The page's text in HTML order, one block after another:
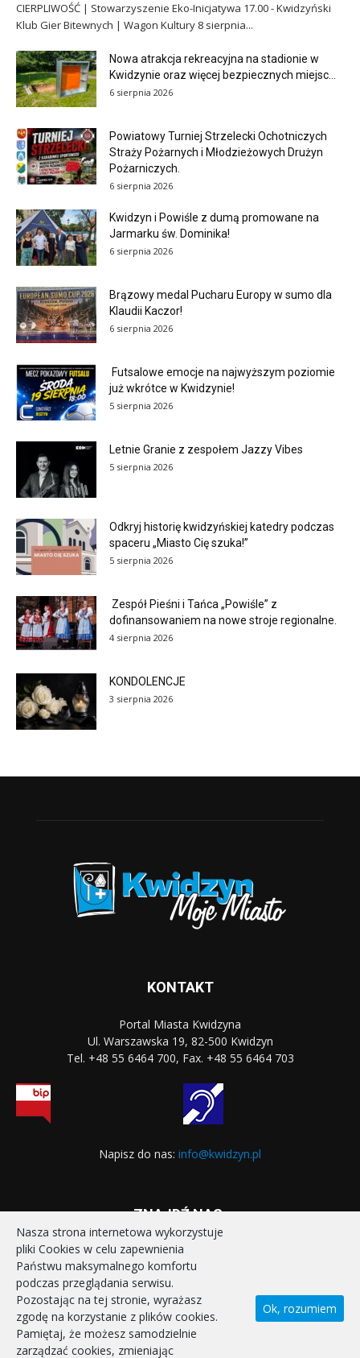
CIERPLIWOŚĆ | Stowarzyszenie Eko-Inicjatywa 17.00 - Kwidzyński
Klub Gier Bitewnych | Wagon Kultury 8 sierpnia...
Nowa atrakcja rekreacyjna na stadionie w
Kwidzynie oraz więcej bezpiecznych miejsc...
6 sierpnia 2026
Powiatowy Turniej Strzelecki Ochotniczych
Straży Pożarnych i Młodzieżowych Drużyn
Pożarniczych.
6 sierpnia 2026
Kwidzyn i Powiśle z dumą promowane na
Jarmarku św. Dominika!
6 sierpnia 2026
Brązowy medal Pucharu Europy w sumo dla
Klaudii Kaczor!
6 sierpnia 2026
Futsalowe emocje na najwyższym poziomie
już wkrótce w Kwidzynie!
5 sierpnia 2026
Letnie Granie z zespołem Jazzy Vibes
5 sierpnia 2026
Odkryj historię kwidzyńskiej katedry podczas
spaceru „Miasto Cię szuka!”
5 sierpnia 2026
Zespół Pieśni i Tańca „Powiśle” z
dofinansowaniem na nowe stroje regionalne.
4 sierpnia 2026
KONDOLENCJE
3 sierpnia 2026
KONTAKT
Portal Miasta Kwidzyna
Ul. Warszawska 19, 82-500 Kwidzyn
Tel. +48 55 6464 700, Fax. +48 55 6464 703
Napisz do nas: info@kwidzyn.pl
ZNAJDŹ NAS:
STRONA GŁÓWNA
REALIZOWANE PROJEKTY
POLITYKA PRYWATNOŚCI
DEKLARACJA DOSTĘPNOŚCI
Nasza strona internetowa wykorzystuje
pliki Cookies w celu zapewnienia
Państwu maksymalnego komfortu
podczas przeglądania serwisu.
Pozostając na tej stronie, wyrażasz
zgodę na korzystanie z plików cookies.
Pamiętaj, że możesz samodzielnie
zarządzać cookies, zmieniając
Ok, rozumiem